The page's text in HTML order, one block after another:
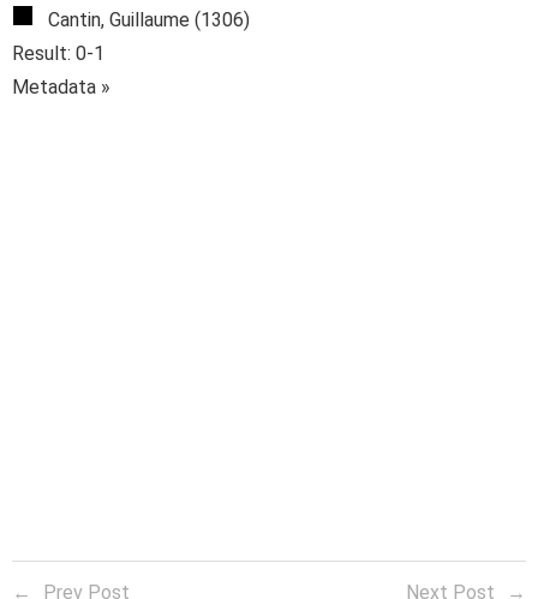
Cantin, Guillaume (1306)
Result: 0-1
Metadata »
Prev Post Next Post